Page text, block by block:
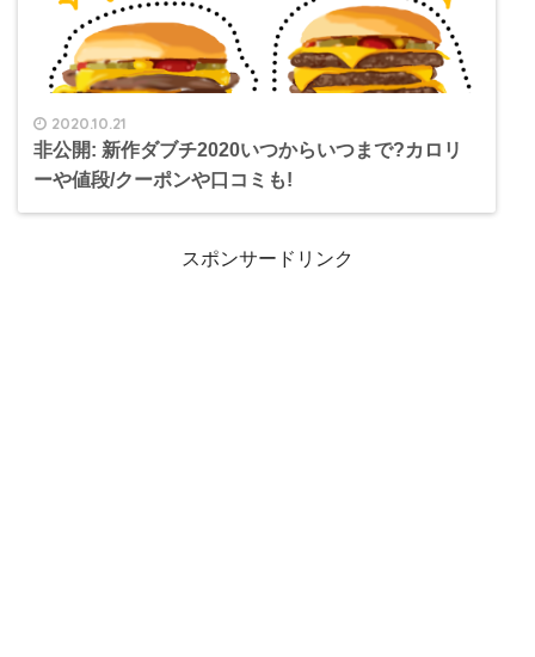
2020.10.21
非公開: 新作ダブチ2020いつからいつまで?カロリ
ーや値段/クーポンや口コミも!
スポンサードリンク